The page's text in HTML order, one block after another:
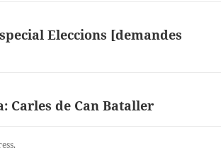
Eleccions [demandes
Carles de Can Bataller